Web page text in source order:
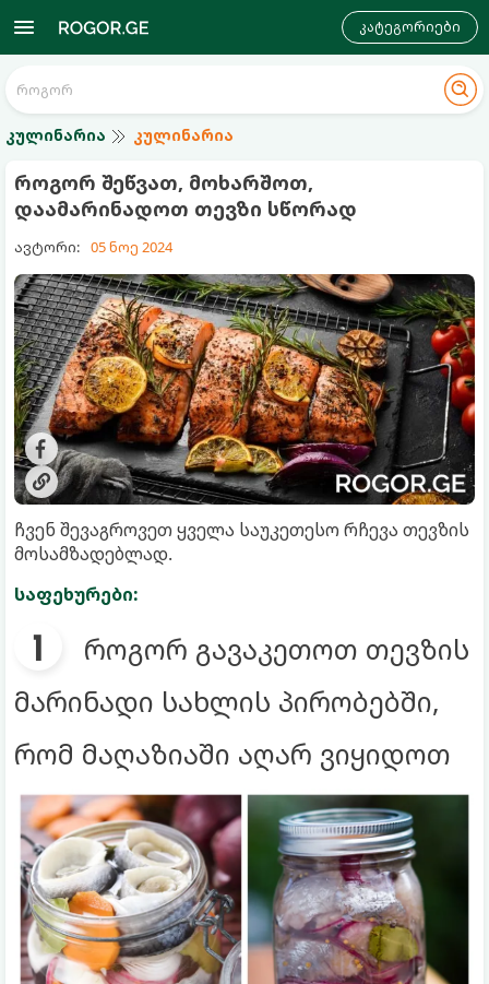
კატეგორიები
კულინარია კულინარია
როგორ შეწვათ, მოხარშოთ,
დაამარინადოთ თევზი სწორად
ავტორი: 05 ნოე 2024
ჩვენ შევაგროვეთ ყველა საუკეთესო რჩევა თევზის
მოსამზადებლად.
საფეხურები:
როგორ გავაკეთოთ თევზის
მარინადი სახლის პირობებში,
რომ მაღაზიაში აღარ ვიყიდოთ